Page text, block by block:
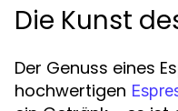
Die Kunst
Der Genuss eines
hochwertigen